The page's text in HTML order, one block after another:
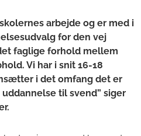
arbejde og er med i
for den vej
faglige forhold mellem
Vi har i snit 16-18
i det omfang det er
til svend” siger